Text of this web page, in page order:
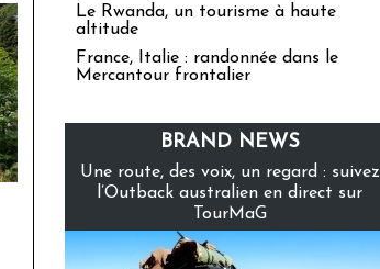
Le Rwanda, un tourisme à haute
altitude
France, Italie : randonnée dans le
Mercantour frontalier
BRAND NEWS
Une route, des voix, un regard : suivez
l’Outback australien en direct sur
TourMaG